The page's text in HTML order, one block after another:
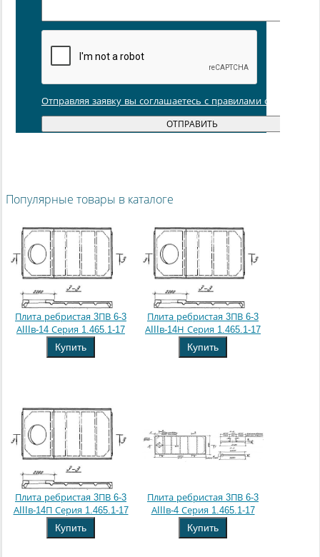
Отправляя заявку вы соглашаетесь с правилами обработки
Популярные товары в каталоге
Плита ребристая 3ПВ 6-3
АIIIв-14 Серия 1.465.1-17
Купить
Плита ребристая 3ПВ 6-3
АIIIв-14Н Серия 1.465.1-17
Купить
Плита ребристая 3ПВ 6-3
АIIIв-14П Серия 1.465.1-17
Купить
Плита ребристая 3ПВ 6-3
АIIIв-4 Серия 1.465.1-17
Купить